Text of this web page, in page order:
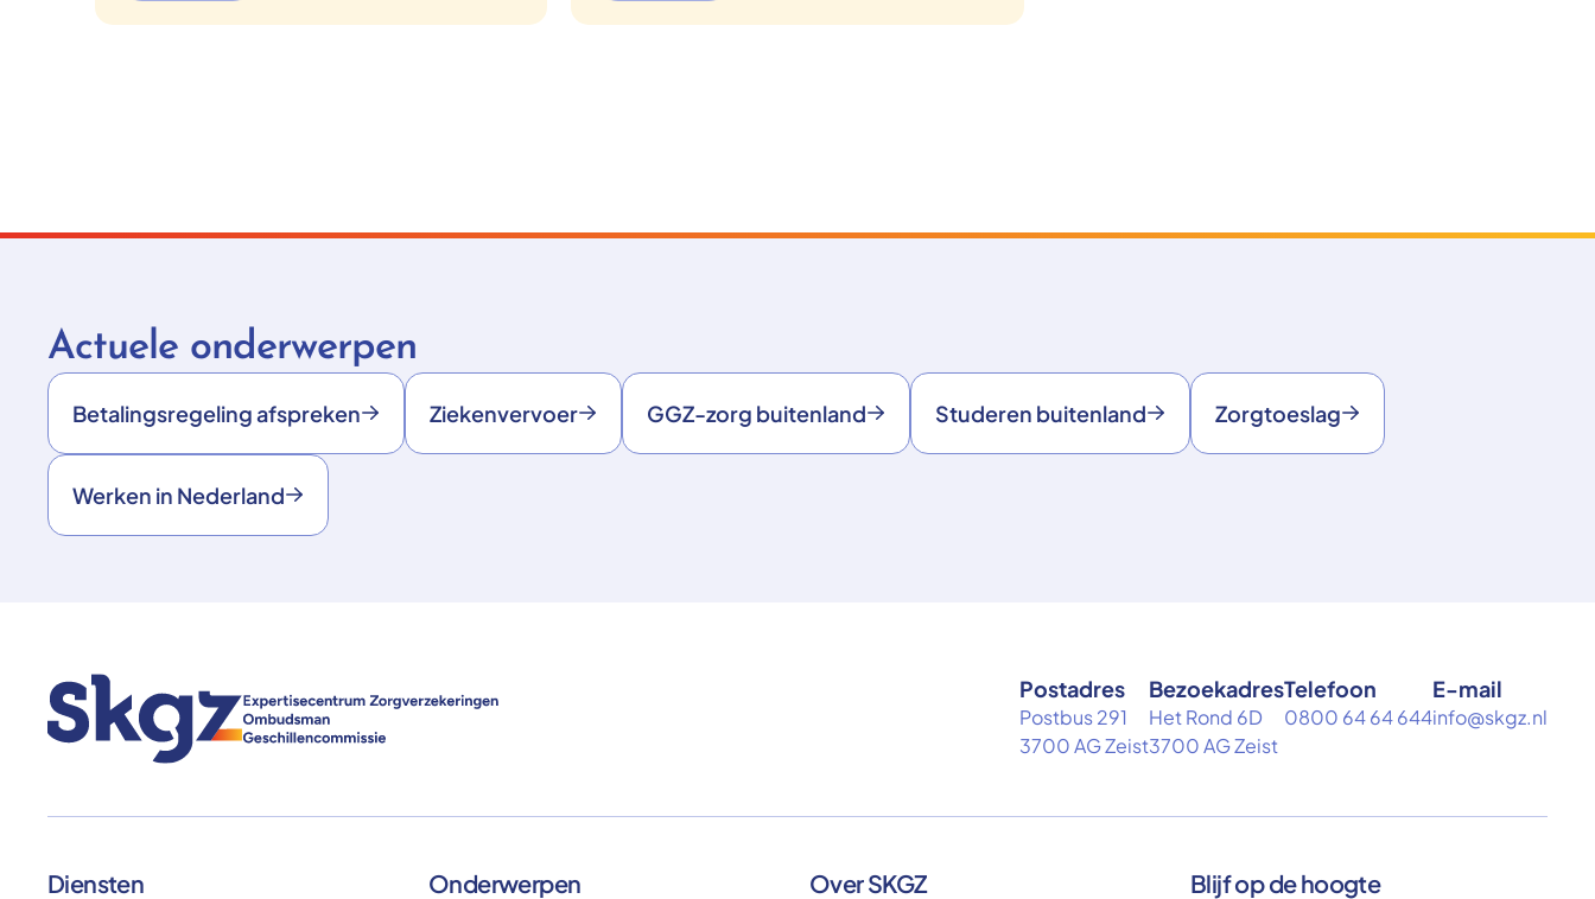
Actuele onderwerpen
Betalingsregeling afspreken Ziekenvervoer GGZ-zorg buitenland Studeren buitenland Zorgtoeslag
Werken in Nederland
Postadres
Postbus 291
3700 AG Zeist
Bezoekadres
Het Rond 6D
3700 AG Zeist
Telefoon
0800 64 64 644
E-mail
info@skgz.nl
Diensten Onderwerpen Over SKGZ Blijf op de hoogte